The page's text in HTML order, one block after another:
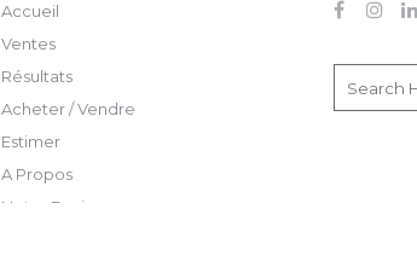
Accueil
Ventes
Résultats
Acheter / Vendre
Estimer
A Propos
Notre Equipe